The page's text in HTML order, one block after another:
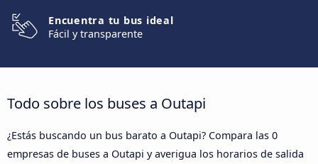
Encuentra tu bus ideal
Fácil y transparente
Todo sobre los buses a Outapi
¿Estás buscando un bus barato a Outapi? Compara las 0
empresas de buses a Outapi y averigua los horarios de salida